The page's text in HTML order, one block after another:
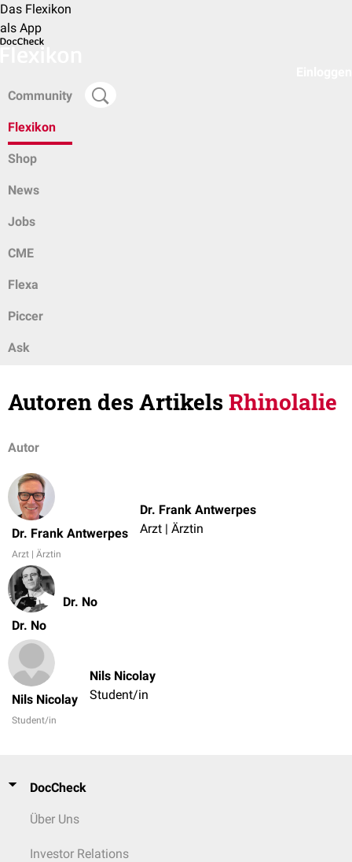
Das Flexikon
als App
Community
Flexikon
Shop
News
Jobs
CME
Flexa
Piccer
Ask
Autoren des ArtikelsRhinolalie
Autor
Dr. Frank Antwerpes
Arzt | Ärztin
Dr. Frank Antwerpes
Arzt | Ärztin
Dr. No
Dr. No
Nils Nicolay
Student/in
Nils Nicolay
Student/in
DocCheck
Über Uns
Investor Relations